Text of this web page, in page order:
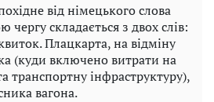
від німецького слова
чергу складається з двох слів:
Плацкарта, на відміну
(куди включено витрати на
транспортну інфраструктуру),
вагона.